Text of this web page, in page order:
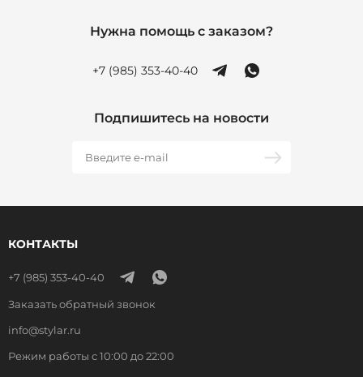
Нужна помощь с заказом?
+7 (985) 353-40-40
Подпишитесь на новости
КОНТАКТЫ
+7 (985) 353-40-40
Заказать обратный звонок
info@stylar.ru
Режим работы с 10:00 до 22:00